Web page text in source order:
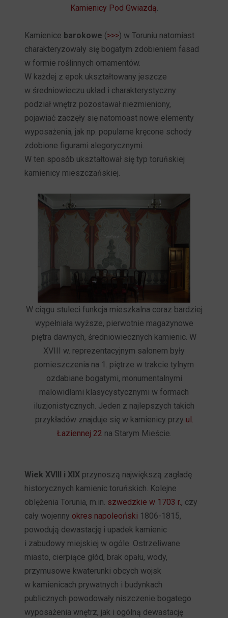
Kamienicy Pod Gwiazdą.
Kamienice barokowe (>>>) w Toruniu natomiast
charakteryzowały się bogatym zdobieniem fasad
w formie roślinnych ornamentów.
W każdej z epok ukształtowany jeszcze
w średniowieczu układ i charakterystyczny
podział wnętrz pozostawał niezmieniony,
pojawiać zaczęły się natomoast nowe elementy
wyposażenia, jak np. popularne kręcone schody
zdobione figurami alegorycznymi.
W ten sposób ukształtował się typ toruńskiej
kamienicy mieszczańskiej.
W ciągu stuleci funkcja mieszkalna coraz bardziej
wypełniała wyższe, pierwotnie magazynowe
piętra dawnych, średniowiecznych kamienic. W
XVIII w. reprezentacyjnym salonem były
pomieszczenia na 1. piętrze w trakcie tylnym
ozdabiane bogatymi, monumentalnymi
malowidłami klasycystycznymi w formach
iluzjonistycznych. Jeden z najlepszych takich
przykładów znajduje się w kamienicy przy ul.
Łaziennej 22 na Starym Mieście.
Wiek XVIII i XIX przynoszą największą zagładę
historycznych kamienic toruńskich. Kolejne
oblężenia Torunia, m.in. szwedzkie w 1703 r., czy
cały wojenny okres napoleoński 1806-1815,
powodują dewastację i upadek kamienic
i zabudowy miejskiej w ogóle. Ostrzeliwane
miasto, cierpiące głód, brak opału, wody,
przymusowe kwaterunki obcych wojsk
w kamienicach prywatnych i budynkach
publicznych powodowały niszczenie bogatego
wyposażenia wnętrz, jak i ogólną dewastację